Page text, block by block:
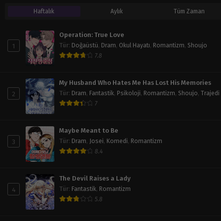
Haftalık Aylık Tüm Zaman
1
Operation: True Love
Tür: Doğaüstü, Dram, Okul Hayatı, Romantizm, Shoujo
7.8
2
My Husband Who Hates Me Has Lost His Memories
Tür: Dram, Fantastik, Psikoloji, Romantizm, Shoujo, Trajedi
7
3
Maybe Meant to Be
Tür: Dram, Josei, Komedi, Romantizm
8.4
4
The Devil Raises a Lady
Tür: Fantastik, Romantizm
5.8